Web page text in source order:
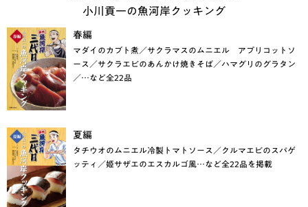
小川貢一の魚河岸クッキング
春編
マダイのカブト煮／サクラマスのムニエル アプリコットソ
ース／サクラエビのあんかけ焼きそば／ハマグリのグラタン
／…など全22品
夏編
タチウオのムニエル冷製トマトソース／クルマエビのスパゲ
ッティ／姫サザエのエスカルゴ風…など全22品を掲載